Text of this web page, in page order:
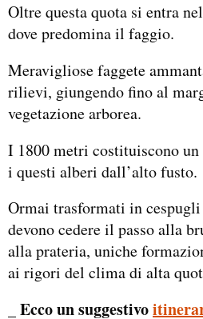
Oltre questa quota si entra
dove predomina il faggio.
Meravigliose faggete
rilievi, giungendo fino al
vegetazione arborea.
I 1800 metri costituiscono
i questi alberi dall’alto fusto.
Ormai trasformati in
devono cedere il passo alla
alla prateria, uniche
ai rigori del clima di alta
_ Ecco un suggestivo